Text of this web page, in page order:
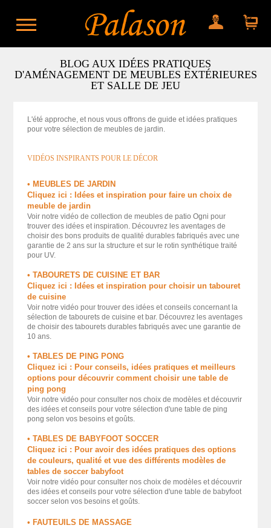
Mon compteMon panier
BLOG AUX IDÉES PRATIQUES
D'AMÉNAGEMENT DE MEUBLES EXTÉRIEURES
ET SALLE DE JEU
L'été approche, et nous vous offrons de guide et idées pratiques
pour votre sélection de meubles de jardin.
VIDÉOS INSPIRANTS POUR LE DÉCOR
• MEUBLES DE JARDIN
Cliquez ici : Idées et inspiration pour faire un choix de
meuble de jardin
Voir notre vidéo de collection de meubles de patio Ogni pour
trouver des idées et inspiration. Découvrez les aventages de
choisir des bons produits de qualité durables fabriqués avec une
garantie de 2 ans sur la structure et sur le rotin synthétique traité
pour UV.
• TABOURETS DE CUISINE ET BAR
Cliquez ici : Idées et inspiration pour choisir un tabouret
de cuisine
Voir notre vidéo pour trouver des idées et conseils concernant la
sélection de tabourets de cuisine et bar. Découvrez les aventages
de choisir des tabourets durables fabriqués avec une garantie de
10 ans.
• TABLES DE PING PONG
Cliquez ici : Pour conseils, idées pratiques et meilleurs
options pour découvrir comment choisir une table de
ping pong
Voir notre vidéo pour consulter nos choix de modèles et découvrir
des idées et conseils pour votre sélection d'une table de ping
pong selon vos besoins et goûts.
• TABLES DE BABYFOOT SOCCER
Cliquez ici : Pour avoir des idées pratiques des options
de couleurs, qualité et vue des différents modèles de
tables de soccer babyfoot
Voir notre vidéo pour consulter nos choix de modèles et découvrir
des idées et conseils pour votre sélection d'une table de babyfoot
soccer selon vos besoins et goûts.
• FAUTEUILS DE MASSAGE